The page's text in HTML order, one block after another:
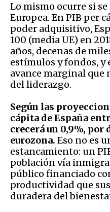
Lo mismo ocurre si
Europea. En PIB per
poder adquisitivo,
100 (media UE) en
años, decenas de
estímulos y fondos, y
avance marginal
del liderazgo.
Según las
cápita de España
crecerá un 0,9%, por
eurozona. Eso no es
estancamiento: un
población vía
público financiado
productividad que
duradera del